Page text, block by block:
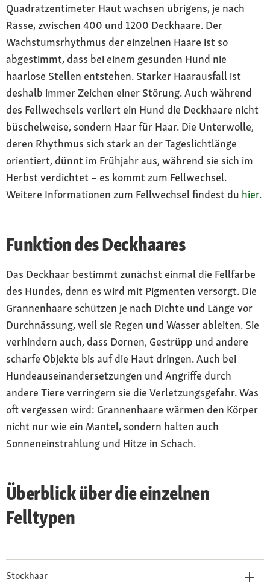
Quadratzentimeter Haut wachsen übrigens, je nach
Rasse, zwischen 400 und 1200 Deckhaare. Der
Wachstumsrhythmus der einzelnen Haare ist so
abgestimmt, dass bei einem gesunden Hund nie
haarlose Stellen entstehen. Starker Haarausfall ist
deshalb immer Zeichen einer Störung. Auch während
des Fellwechsels verliert ein Hund die Deckhaare nicht
büschelweise, sondern Haar für Haar. Die Unterwolle,
deren Rhythmus sich stark an der Tageslichtlänge
orientiert, dünnt im Frühjahr aus, während sie sich im
Herbst verdichtet – es kommt zum Fellwechsel.
Weitere Informationen zum Fellwechsel findest du hier.
Funktion des Deckhaares
Das Deckhaar bestimmt zunächst einmal die Fellfarbe
des Hundes, denn es wird mit Pigmenten versorgt. Die
Grannenhaare schützen je nach Dichte und Länge vor
Durchnässung, weil sie Regen und Wasser ableiten. Sie
verhindern auch, dass Dornen, Gestrüpp und andere
scharfe Objekte bis auf die Haut dringen. Auch bei
Hundeauseinandersetzungen und Angriffe durch
andere Tiere verringern sie die Verletzungsgefahr. Was
oft vergessen wird: Grannenhaare wärmen den Körper
nicht nur wie ein Mantel, sondern halten auch
Sonneneinstrahlung und Hitze in Schach.
Überblick über die einzelnen
Felltypen
Stockhaar